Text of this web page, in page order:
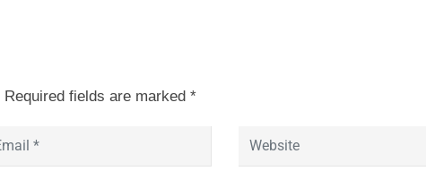
Required fields are marked *